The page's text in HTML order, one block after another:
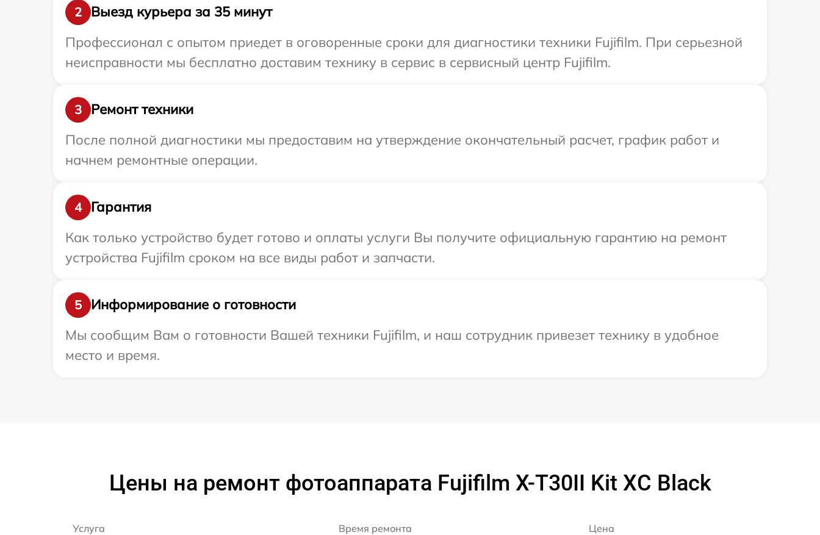
2
Выезд курьера за 35 минут
Профессионал с опытом приедет в оговоренные сроки для диагностики техники Fujifilm. При серьезной
неисправности мы бесплатно доставим технику в сервис в сервисный центр Fujifilm.
3
Ремонт техники
После полной диагностики мы предоставим на утверждение окончательный расчет, график работ и
начнем ремонтные операции.
4
Гарантия
Как только устройство будет готово и оплаты услуги Вы получите официальную гарантию на ремонт
устройства Fujifilm сроком на все виды работ и запчасти.
5
Информирование о готовности
Мы сообщим Вам о готовности Вашей техники Fujifilm, и наш сотрудник привезет технику в удобное
место и время.
Цены на ремонт фотоаппарата Fujifilm X-T30II Kit XC Black
Услуга Время ремонта Цена